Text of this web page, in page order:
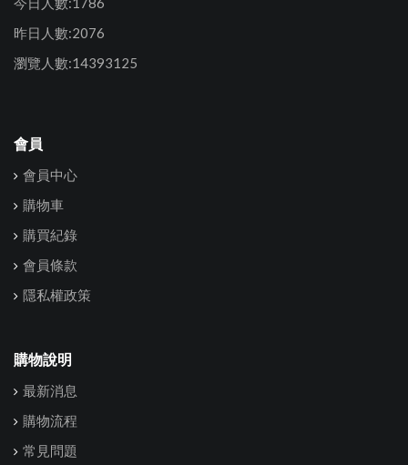
昨日人數:2076
瀏覽人數:14393125
會員
會員中心
購物車
購買紀錄
會員條款
隱私權政策
購物說明
最新消息
購物流程
常見問題